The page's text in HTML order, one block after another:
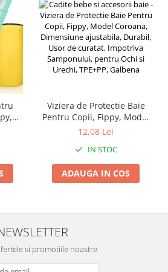
si
Viziera de Protectie Baie
Pentru Copii, Fippy, Model
Coroana, Dimensiune
curatat, Impotriva
Samponului, pentru Ochi si
Urechi, TPE+PP, Galbena
12,08 Lei
IN STOC
ADAUGA IN COS
si promotiile noastre